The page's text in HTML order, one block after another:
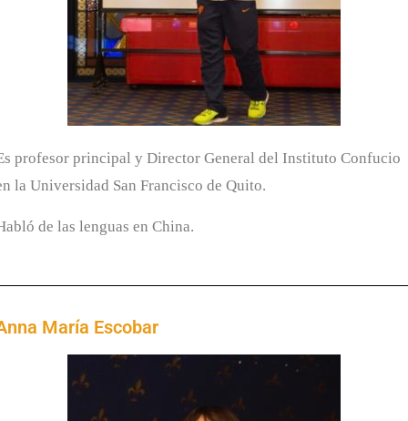
profesor principal y Director General del Instituto Confucio
la Universidad San Francisco de Quito.
de las lenguas en China.
María Escobar